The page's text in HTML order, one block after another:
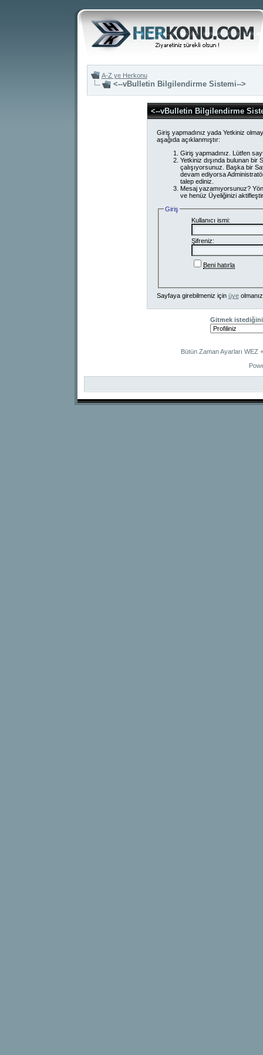
A-Z ye Herkonu
<--vBulletin Bilgilendirme Sistemi-->
<--vBulletin Bilgilendirme
Giriş yapmadınız yada Yetkiniz
aşağıda açıklanmıştır:
Giriş yapmadınız. Lütfen
Yetkiniz dışında bulunan
çalışıyorsunuz. Başka bir
devam ediyorsa
talep ediniz.
Mesaj yazamıyorsunuz?
ve henüz Üyeliğinizi
Giriş
Kullanıcı ismi:
Şifreniz:
Beni hatırla
Sayfaya girebilmeniz için üye
Gitmek
Bütün Zaman Ayarları WEZ